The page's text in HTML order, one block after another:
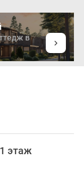
в
этаж